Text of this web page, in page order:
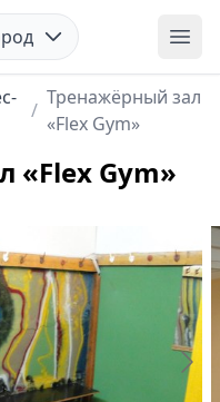
/
Тренажёрный зал
«Flex Gym»
«Flex Gym»